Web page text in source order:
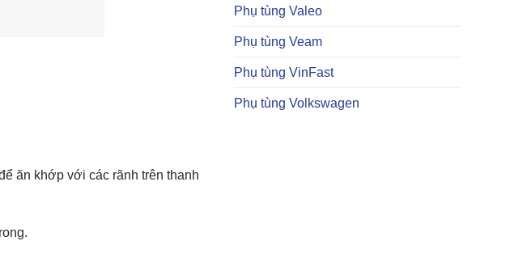
Phụ tùng Valeo
Phụ tùng Veam
Phụ tùng VinFast
Phụ tùng Volkswagen
ăn khớp với các rãnh trên thanh